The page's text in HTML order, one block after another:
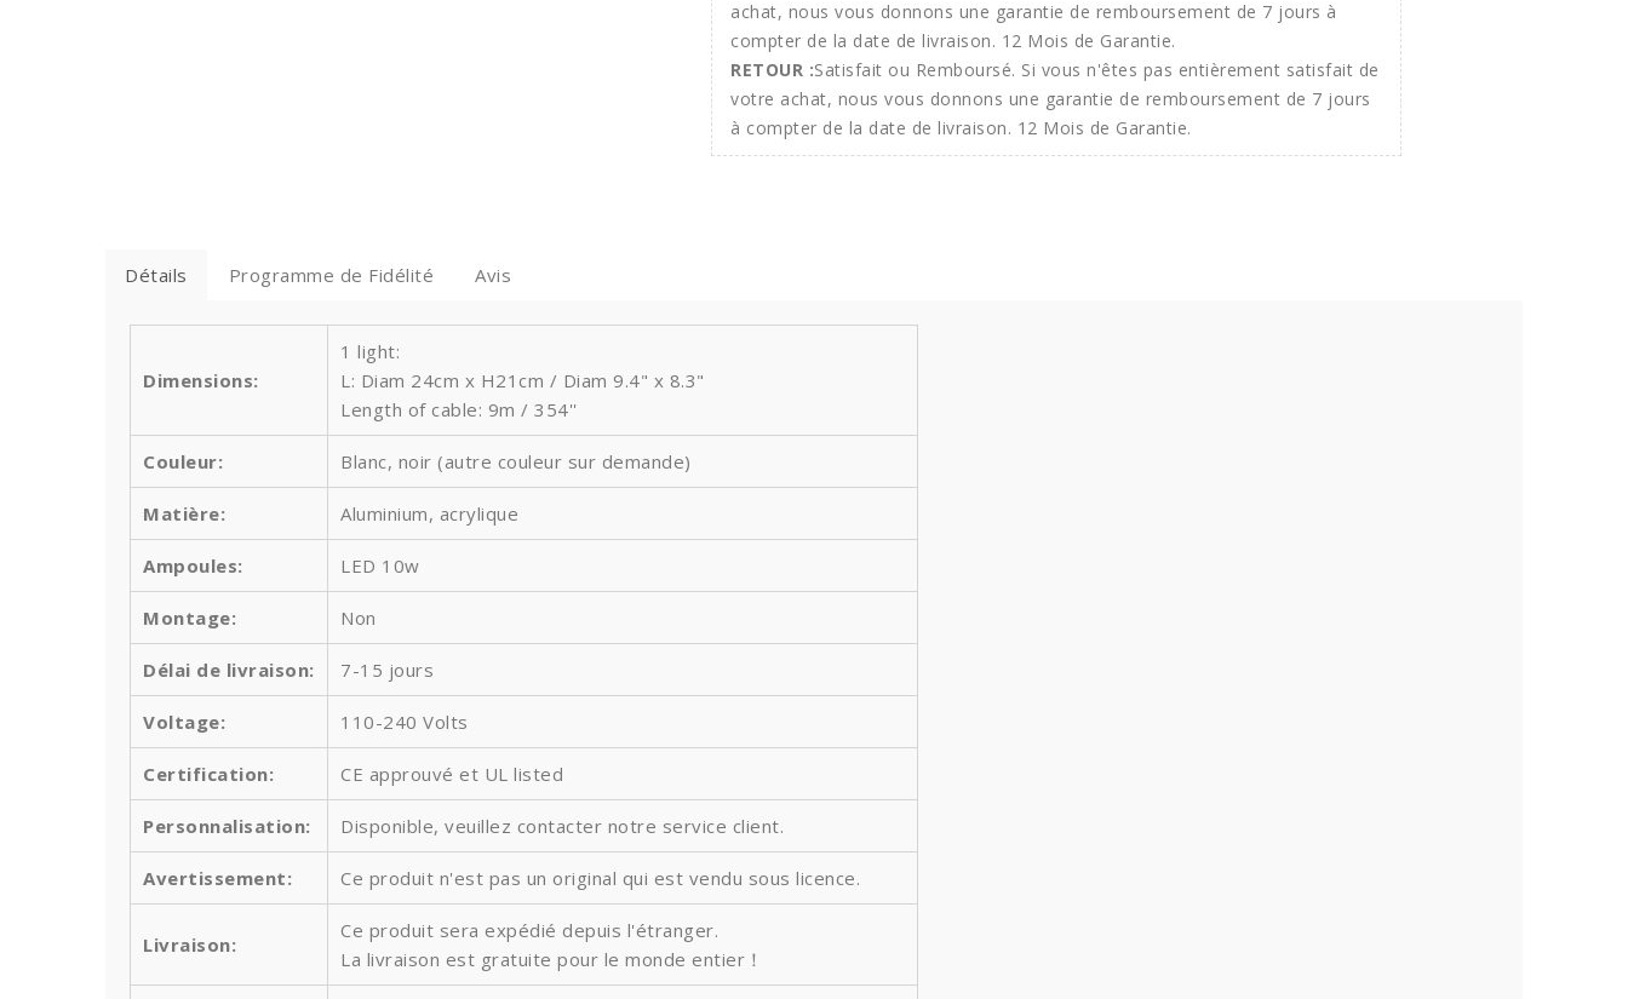
RETOUR :Satisfait ou Remboursé. Si vous n'êtes pas entièrement satisfait de
votre achat, nous vous donnons une garantie de remboursement de 7 jours
à compter de la date de livraison. 12 Mois de Garantie.
Détails Programme de Fidélité Avis
Dimensions:
1 light:
L: Diam 24cm x H21cm / Diam 9.4" x 8.3"
Length of cable: 9m / 354''
Couleur: Blanc, noir (autre couleur sur demande)
Matière: Aluminium, acrylique
Ampoules: LED 10w
Montage: Non
Délai de livraison: 7-15 jours
Voltage: 110-240 Volts
Certification: CE approuvé et UL listed
Personnalisation: Disponible, veuillez contacter notre service client.
Avertissement: Ce produit n'est pas un original qui est vendu sous licence.
Livraison:
Ce produit sera expédié depuis l'étranger.
La livraison est gratuite pour le monde entier！